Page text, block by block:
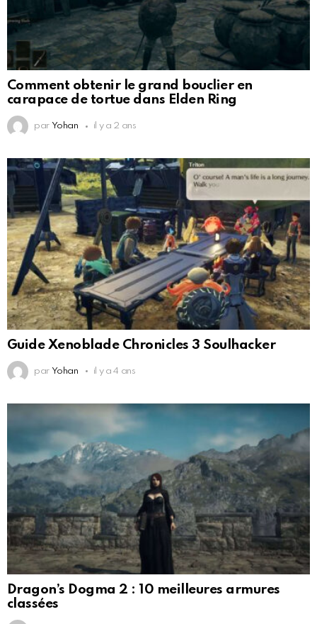
Comment obtenir le grand bouclier en
carapace de tortue dans Elden Ring
par Yohan il y a 2 ans
Guide Xenoblade Chronicles 3 Soulhacker
par Yohan il y a 4 ans
Dragon’s Dogma 2 : 10 meilleures armures
classées